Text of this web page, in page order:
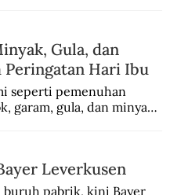
Gula, dan
Peringatan Hari Ibu
seperti pemenuhan
garam, gula, dan minyak
Leverkusen
buruh pabrik, kini Bayer